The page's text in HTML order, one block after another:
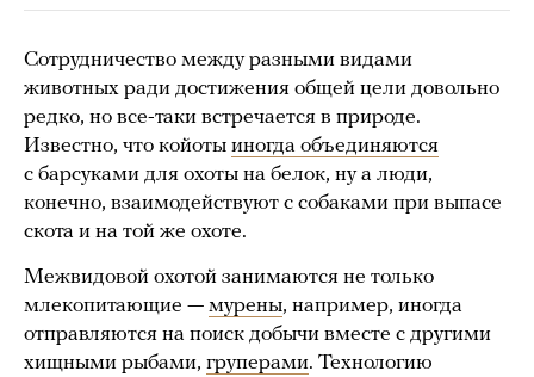
Сотрудничество между разными видами
животных ради достижения общей цели довольно
редко, но все-таки встречается в природе.
Известно, что койоты иногда объединяются
с барсуками для охоты на белок, ну а люди,
конечно, взаимодействуют с собаками при выпасе
скота и на той же охоте.
Межвидовой охотой занимаются не только
млекопитающие — мурены, например, иногда
отправляются на поиск добычи вместе с другими
хищными рыбами, груперами. Технологию